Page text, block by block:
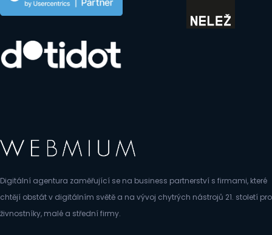
Digitální agentura zaměřující se na business partnerství s firmami, které
chtějí obstát v digitálním světě a na vývoj chytrých nástrojů 21. století pro
živnostníky, malé a střední firmy.